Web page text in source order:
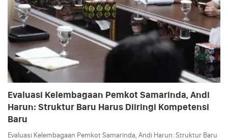
Evaluasi Kelembagaan Pemkot Samarinda, Andi
Harun: Struktur Baru Harus Diiringi Kompetensi
Baru
Evaluasi Kelembagaan Pemkot Samarinda, Andi Harun: Struktur Baru